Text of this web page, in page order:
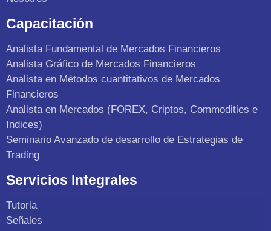
Capacitación
Analista Fundamental de Mercados Financieros
Analista Gráfico de Mercados Financieros
Analista en Métodos cuantitativos de Mercados
Financieros
Analista en Mercados (FOREX, Criptos, Commodities e
Indices)
Seminario Avanzado de desarrollo de Estrategias de
Trading
Servicios Integrales
Tutoria
Señales